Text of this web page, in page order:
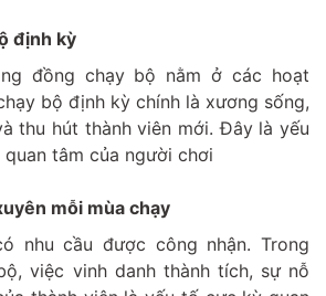
định kỳ
đồng chạy bộ nằm ở các hoạt
bộ định kỳ chính là xương sống,
thu hút thành viên mới. Đây là yếu
tâm của người chơi
mỗi mùa chạy
nhu cầu được công nhận. Trong
việc vinh danh thành tích, sự nỗ